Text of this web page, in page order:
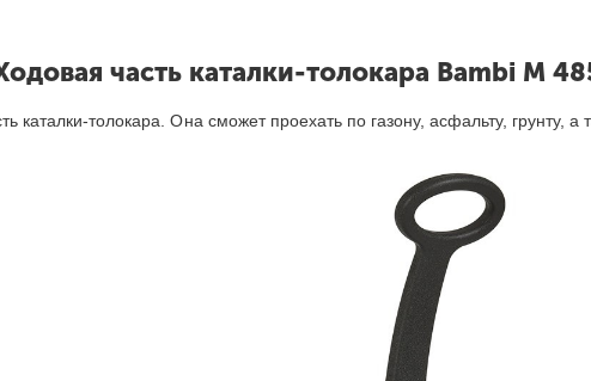
часть каталки-толокара Bambi M
каталки-толокара. Она сможет проехать по газону, асфальту, грунту,